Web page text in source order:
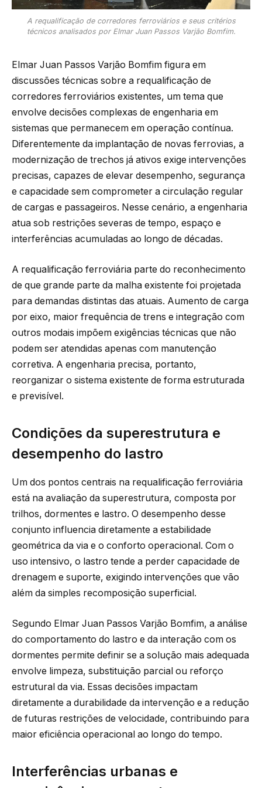
A requalificação de corredores ferroviários e seus critérios
técnicos analisados por Elmar Juan Passos Varjão Bomfim.
Elmar Juan Passos Varjão Bomfim figura em
discussões técnicas sobre a requalificação de
corredores ferroviários existentes, um tema que
envolve decisões complexas de engenharia em
sistemas que permanecem em operação contínua.
Diferentemente da implantação de novas ferrovias, a
modernização de trechos já ativos exige intervenções
precisas, capazes de elevar desempenho, segurança
e capacidade sem comprometer a circulação regular
de cargas e passageiros. Nesse cenário, a engenharia
atua sob restrições severas de tempo, espaço e
interferências acumuladas ao longo de décadas.
A requalificação ferroviária parte do reconhecimento
de que grande parte da malha existente foi projetada
para demandas distintas das atuais. Aumento de carga
por eixo, maior frequência de trens e integração com
outros modais impõem exigências técnicas que não
podem ser atendidas apenas com manutenção
corretiva. A engenharia precisa, portanto,
reorganizar o sistema existente de forma estruturada
e previsível.
Condições da superestrutura e
desempenho do lastro
Um dos pontos centrais na requalificação ferroviária
está na avaliação da superestrutura, composta por
trilhos, dormentes e lastro. O desempenho desse
conjunto influencia diretamente a estabilidade
geométrica da via e o conforto operacional. Com o
uso intensivo, o lastro tende a perder capacidade de
drenagem e suporte, exigindo intervenções que vão
além da simples recomposição superficial.
Segundo Elmar Juan Passos Varjão Bomfim, a análise
do comportamento do lastro e da interação com os
dormentes permite definir se a solução mais adequada
envolve limpeza, substituição parcial ou reforço
estrutural da via. Essas decisões impactam
diretamente a durabilidade da intervenção e a redução
de futuras restrições de velocidade, contribuindo para
maior eficiência operacional ao longo do tempo.
Interferências urbanas e